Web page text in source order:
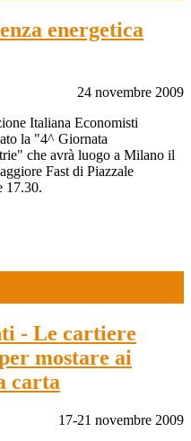
energetica
24 novembre 2009
Italiana Economisti
la "4^ Giornata
che avrà luogo a Milano il
Fast di Piazzale
17.30.
- Le cartiere
mostare ai
carta
17-21 novembre 2009